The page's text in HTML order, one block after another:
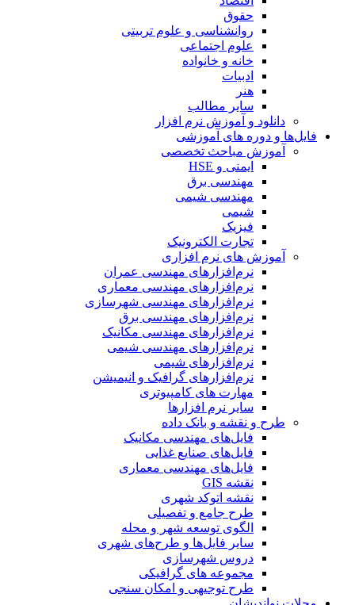
حقوق
روانشناسی و علوم تربیتی
علوم اجتماعی
خانه و خانواده
ادبیات
هنر
سایر مطالب
دانلود و آموزش نرم افزار
فایل‌ها و دوره های آموزشی
آموزش مباحث تخصصی
ایمنی و HSE
مهندسی برق
مهندسی شیمی
شیمی
فیزیک
تجارت الکترونیک
آموزش های نرم افزاری
نرم‌افزارهای مهندسی عمران
نرم‌افزارهای مهندسی معماری
نرم‌افزارهای مهندسی شهرسازی
نرم‌افزارهای مهندسی برق
نرم‌افزارهای مهندسی مکانیک
نرم‌افزارهای مهندسی شیمی
نرم‌افزارهای شیمی
نرم‌افزارهای گرافیک و انیمیشن
مهارت های کامپیوتری
سایر نرم افزارها
طرح و نقشه و بانک داده
فایل‌های مهندسی مکانیک
فایل‌های صنایع غذایی
فایل‌های مهندسی معماری
نقشه GIS
نقشه اتوکد شهری
طرح جامع و تفصیلی
الگوی توسعه شهر و محله
سایر فایل‌ها و طرح‌های شهری
دروس شهرسازی
مجموعه های گرافیکی
طرح توجیهی و امکان سنجی